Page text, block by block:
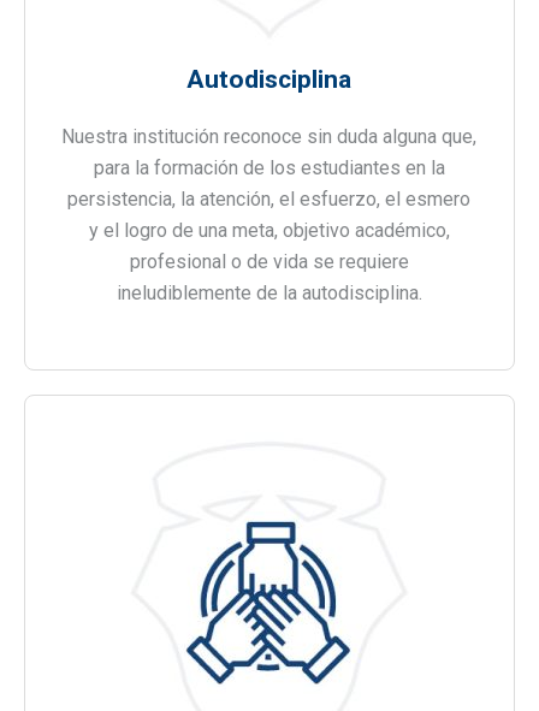
Autodisciplina
Nuestra institución reconoce sin duda alguna que,
para la formación de los estudiantes en la
persistencia, la atención, el esfuerzo, el esmero
y el logro de una meta, objetivo académico,
profesional o de vida se requiere
ineludiblemente de la autodisciplina.